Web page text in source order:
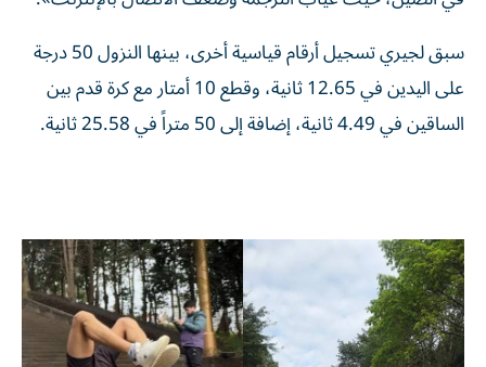
سبق لجيري تسجيل أرقام قياسية أخرى، بينها النزول 50 درجة
على اليدين في 12.65 ثانية، وقطع 10 أمتار مع كرة قدم بين
الساقين في 4.49 ثانية، إضافة إلى 50 متراً في 25.58 ثانية.